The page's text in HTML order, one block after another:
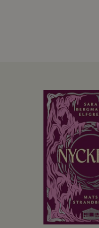
OM BOKEN
Det har gått drygt
tragedin i
gympasal. De
att återhämta sig
vänds upp och ner
besvaras.
Lojaliteter prövas.
att rinna ut och till
utvalda bara vara
Allt kommer att